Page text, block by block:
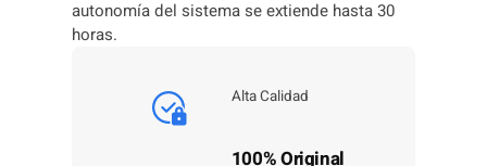
autonomía del sistema se extiende hasta 30
horas.
Alta Calidad
100% Original